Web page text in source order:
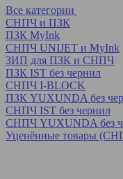
Все категории
СНПЧ и ПЗК
ПЗК MyInk
СНПЧ UNIJET и MyInk
ЗИП для ПЗК и СНПЧ
ПЗК IST без чернил
СНПЧ I-BLOCK
ПЗК YUXUNDA без
СНПЧ IST без чернил
СНПЧ YUXUNDA без
Уценённые товары